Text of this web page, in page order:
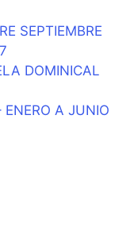
SEPTIEMBRE
DOMINICAL
ENERO A JUNIO